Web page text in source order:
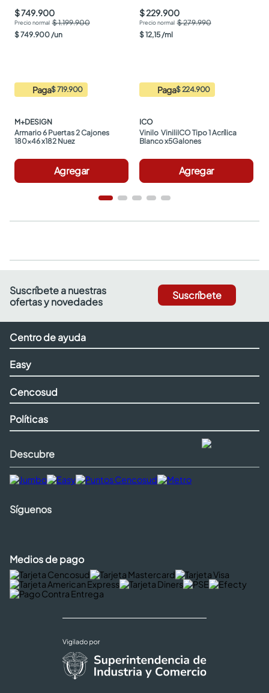
$ 749.900
$ 1.199.900
$749.900 /un
Paga$ 719.900
M+DESIGN
Armario 6 Puertas 2 Cajones
180x46 x182 Nuez
Agregar
$ 229.900
$ 279.990
$12,15 /ml
Paga$ 224.900
ICO
Vinilo  ViniliICO Tipo 1 Acrílica
Blanco x5Galones
Agregar
Suscríbete a nuestras
ofertas y novedades
Suscríbete
Centro de ayuda
Easy
Cencosud
Políticas
Descubre
Síguenos
Medios de pago